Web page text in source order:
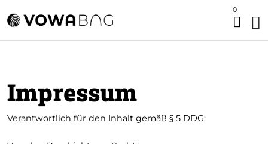
0
Impressum
Verantwortlich für den Inhalt gemäß § 5 DDG: